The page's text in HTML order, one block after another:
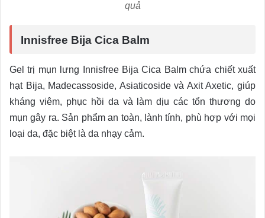
quả
Innisfree Bija Cica Balm
Gel trị mụn lưng Innisfree Bija Cica Balm chứa chiết xuất
hạt Bija, Madecassoside, Asiaticoside và Axit Axetic, giúp
kháng viêm, phục hồi da và làm dịu các tổn thương do
mụn gây ra. Sản phẩm an toàn, lành tính, phù hợp với mọi
loại da, đặc biệt là da nhạy cảm.